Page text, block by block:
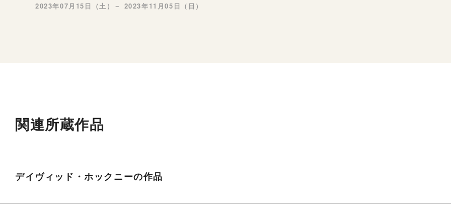
2023年07月15日（土）－ 2023年11月05日（日）
関連所蔵作品
デイヴィッド・ホックニーの作品